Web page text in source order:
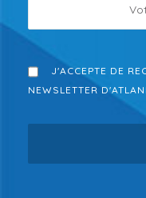
J'ACCEPTE DE
NEWSLETTER